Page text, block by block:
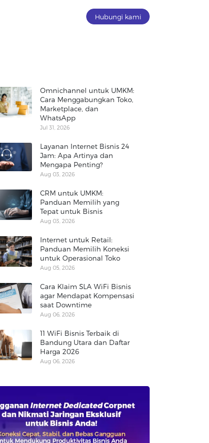
Hubungi kami
Omnichannel untuk UMKM:
Cara Menggabungkan Toko,
Marketplace, dan
WhatsApp
Jul 31, 2026
Layanan Internet Bisnis 24
Jam: Apa Artinya dan
Mengapa Penting?
Aug 03, 2026
CRM untuk UMKM:
Panduan Memilih yang
Tepat untuk Bisnis
Aug 03, 2026
Internet untuk Retail:
Panduan Memilih Koneksi
untuk Operasional Toko
Aug 05, 2026
Cara Klaim SLA WiFi Bisnis
agar Mendapat Kompensasi
saat Downtime
Aug 06, 2026
11 WiFi Bisnis Terbaik di
Bandung Utara dan Daftar
Harga 2026
Aug 06, 2026